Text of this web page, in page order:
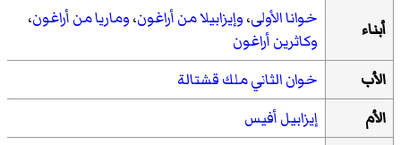
أبناء خوانا الأولى،وإيزابيلا من أراغون،وماريا من أراغون،
وكاثرين أراغون
الأب
خوان الثاني ملك قشتالة
الأم
إيزابيل أفيس